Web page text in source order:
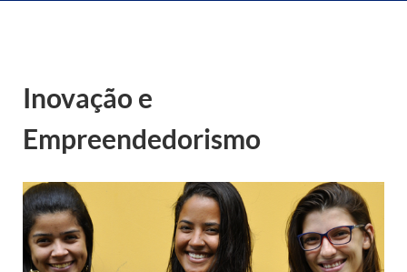
Inovação e
Empreendedorismo